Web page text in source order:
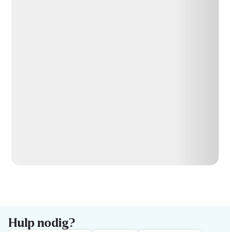
Hulp nodig?